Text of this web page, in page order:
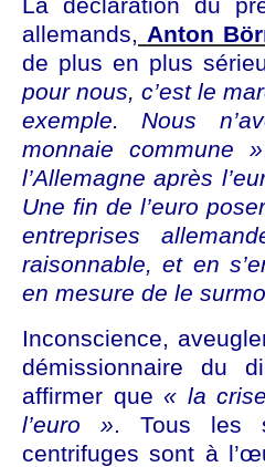
allemands, Anton
de plus en plus
pour nous, c’est le
exemple. Nous
monnaie commune »
l’Allemagne après
Une fin de l’euro
entreprises
raisonnable, et en
en mesure de le
Inconscience,
démissionnaire du
affirmer que « la
l’euro ». Tous les
centrifuges sont à